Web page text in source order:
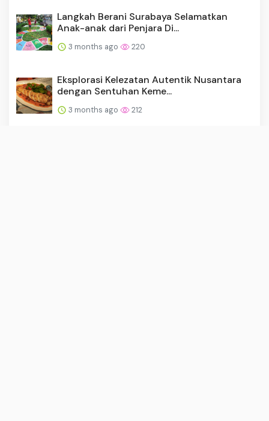
Langkah Berani Surabaya Selamatkan
Anak-anak dari Penjara Di...
3 months ago 220
Eksplorasi Kelezatan Autentik Nusantara
dengan Sentuhan Keme...
3 months ago 212